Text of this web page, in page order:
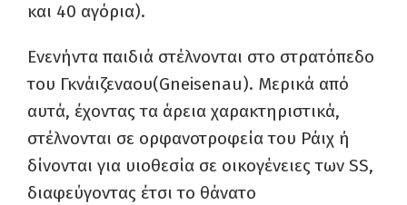
και 40 αγόρια).
Ενενήντα παιδιά στέλνονται στο στρατόπεδο
του Γκνάιζεναου(Gneisenau). Μερικά από
αυτά, έχοντας τα άρεια χαρακτηριστικά,
στέλνονται σε ορφανοτροφεία του Ράιχ ή
δίνονται για υιοθεσία σε οικογένειες των SS,
διαφεύγοντας έτσι το θάνατο